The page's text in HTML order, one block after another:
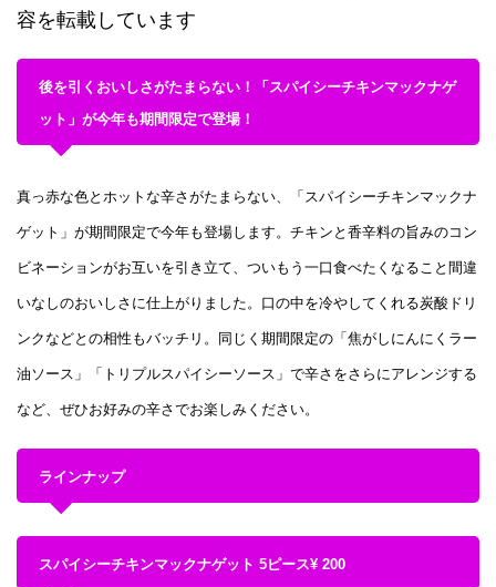
容を転載しています
後を引くおいしさがたまらない！「スパイシーチキンマックナゲ
ット」が今年も期間限定で登場！
真っ赤な色とホットな辛さがたまらない、「スパイシーチキンマックナ
ゲット」が期間限定で今年も登場します。チキンと香辛料の旨みのコン
ビネーションがお互いを引き立て、ついもう一口食べたくなること間違
いなしのおいしさに仕上がりました。口の中を冷やしてくれる炭酸ドリ
ンクなどとの相性もバッチリ。同じく期間限定の「焦がしにんにくラー
油ソース」「トリプルスパイシーソース」で辛さをさらにアレンジする
など、ぜひお好みの辛さでお楽しみください。
ラインナップ
スパイシーチキンマックナゲット 5ピース¥ 200